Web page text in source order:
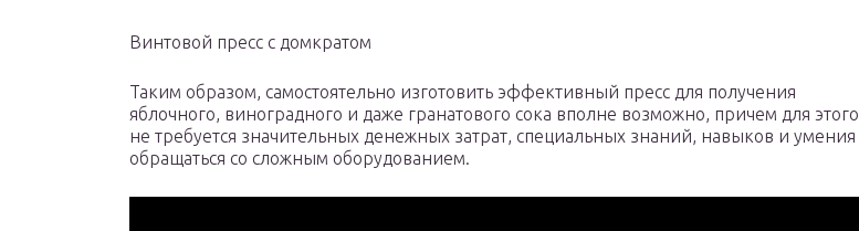
Винтовой пресс с домкратом
Таким образом, самостоятельно изготовить эффективный пресс для получения
яблочного, виноградного и даже гранатового сока вполне возможно, причем для этого
не требуется значительных денежных затрат, специальных знаний, навыков и умения
обращаться со сложным оборудованием.